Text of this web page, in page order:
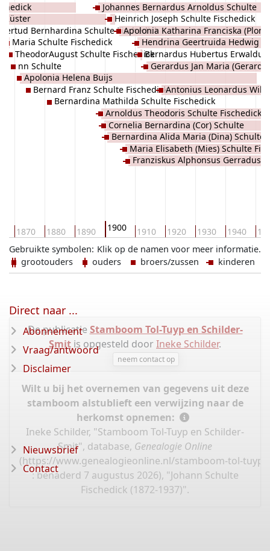
1870 1880 1890 1900 1910 1920 1930 1940
Küster
Gertud Bernhardina Schulte Fischedick
Maria Schulte Fischedick
TheodorAugust Schulte Fischedick
nn Schulte
Apolonia Helena Buijs
Bernard Franz Schulte Fischedick
Bernardina Mathilda Schulte Fischedick
Johannes Bernardus Arnoldus Schulte
Fischedick
Arnoldus Theodoris Schulte Fischedick
Cornelia Bernardina (Cor) Schulte
Fischedick
Bernardina Alida Maria (Dina) Schulte
Fischedick
Heinrich Joseph Schulte Fischedick
Apolonia Katharina Franciska (Ploni)
Schulte Fischedick
Maria Elisabeth (Mies) Schulte
Franziskus Alphonsus Gerradus
Hendrina Geertruida Hedwig
Fischedick
Bernardus Hubertus Erwaldus
Fischedick
Gerardus Jan Maria (Gerard)
Antonius Leonardus
Schulte Fischedick
Klik op de namen voor meer informatie.
Gebruikte symbolen:
grootouders
ouders broers/zussen kinderen
De publicatie Stamboom Tol-Tuyp en Schilder-
Smit is opgesteld doorIneke Schilder.
neem contact op
Wilt u bij het overnemen van gegevens uit deze
stamboom alstublieft een verwijzing naar de
herkomst opnemen:
Ineke Schilder, "Stamboom Tol-Tuyp en Schilder-
Smit", database, Genealogie Online
(https://www.genealogieonline.nl/stamboom-tol-tuyp-
: benaderd 7 augustus 2026), "Johann Schulte
Fischedick (1872-1937)".
Direct naar ...
Abonnement
Vraag/antwoord
Disclaimer
Nieuwsbrief
Contact